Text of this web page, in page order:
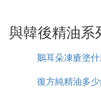
是和我們日常見到
主要成分是三酸
Ⅳ 韓後哪個系
與韓後精油系
鵝耳朵凍瘡塗
復方純精油多